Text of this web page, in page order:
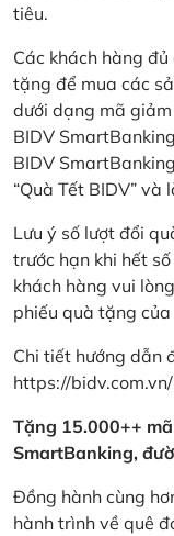
tiêu.
Các khách hàng
tặng để mua các
dưới dạng mã
BIDV
BIDV
“Quà Tết BIDV” và
Lưu ý số lượt đổi
trước hạn khi hết
khách hàng vui
phiếu quà tặng
Chi tiết hướng dẫn
https://
Tặng 15.000++
SmartBanking,
Đồng hành cùng
hành trình về quê